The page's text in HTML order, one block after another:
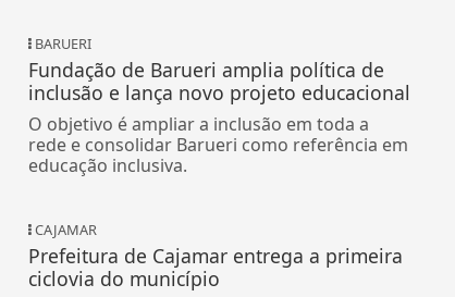
BARUERI
Fundação de Barueri amplia política de
inclusão e lança novo projeto educacional
O objetivo é ampliar a inclusão em toda a
rede e consolidar Barueri como referência em
educação inclusiva.
CAJAMAR
Prefeitura de Cajamar entrega a primeira
ciclovia do município